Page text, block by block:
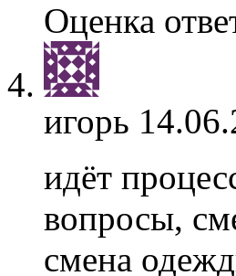
Оценка
игорь
идёт
вопросы,
смена